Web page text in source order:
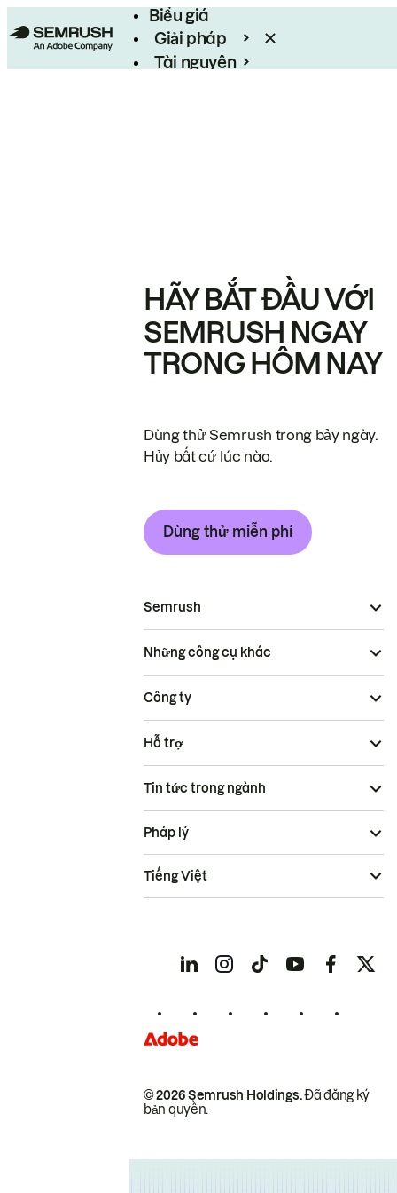
Biểu giá
Giải pháp
Tài nguyên
HÃY BẮT ĐẦU VỚI
SEMRUSH NGAY
TRONG HÔM NAY
Dùng thử Semrush trong bảy ngày.
Hủy bất cứ lúc nào.
Dùng thử miễn phí
Semrush
Những công cụ khác
Công ty
Hỗ trợ
Tin tức trong ngành
© 2026 Semrush Holdings.Đã đăng ký
bản quyền.
Pháp lý
Tiếng Việt